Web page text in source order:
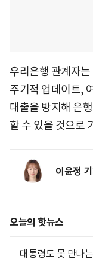
우리은행 관계자
주기적 업데이트,
대출을 방지해 은
할 수 있을 것으로
이윤정
오늘의 핫뉴스
대통령도 못 만나